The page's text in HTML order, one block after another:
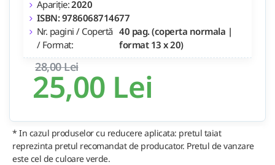
25,00 Lei
28,00 Lei
Apariție:2020
ISBN: 9786068714677
Nr. pagini / Copertă
/ Format:
40 pag. (coperta normala |
format 13 x 20)
* In cazul produselor cu reducere aplicata: pretul taiat
reprezinta pretul recomandat de producator. Pretul de vanzare
este cel de culoare verde.